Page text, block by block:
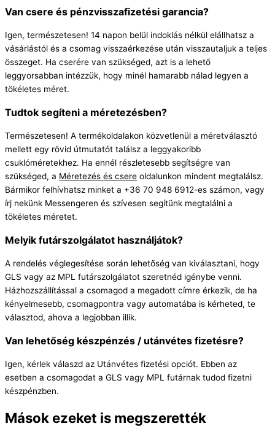
Van csere és pénzvisszafizetési garancia?
Igen, természetesen! 14 napon belül indoklás nélkül elállhatsz a
vásárlástól és a csomag visszaérkezése után visszautaljuk a teljes
összeget. Ha cserére van szükséged, azt is a lehető
leggyorsabban intézzük, hogy minél hamarabb nálad legyen a
tökéletes méret.
Tudtok segíteni a méretezésben?
Természetesen! A termékoldalakon közvetlenül a méretválasztó
mellett egy rövid útmutatót találsz a leggyakoribb
csuklóméretekhez. Ha ennél részletesebb segítségre van
szükséged, a Méretezés és csere oldalunkon mindent megtalálsz.
Bármikor felhívhatsz minket a +36 70 948 6912-es számon, vagy
írj nekünk Messengeren és szívesen segítünk megtalálni a
tökéletes méretet.
Melyik futárszolgálatot használjátok?
A rendelés véglegesítése során lehetőség van kiválasztani, hogy
GLS vagy az MPL futárszolgálatot szeretnéd igénybe venni.
Házhozszállítással a csomagod a megadott címre érkezik, de ha
kényelmesebb, csomagpontra vagy automatába is kérheted, te
választod, ahova a legjobban illik.
Van lehetőség készpénzés / utánvétes fizetésre?
Igen, kérlek válaszd az Utánvétes fizetési opciót. Ebben az
esetben a csomagodat a GLS vagy MPL futárnak tudod fizetni
készpénzben.
Mások ezeket is megszerették